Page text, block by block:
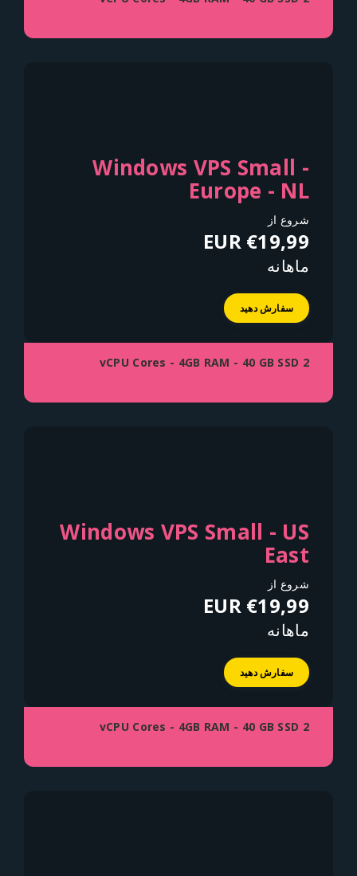
Windows VPS Small -
Europe - NL
شروع از
€19,99 EUR
ماهانه
سفارش دهید
Windows VPS Small - US
East
شروع از
€19,99 EUR
ماهانه
سفارش دهید